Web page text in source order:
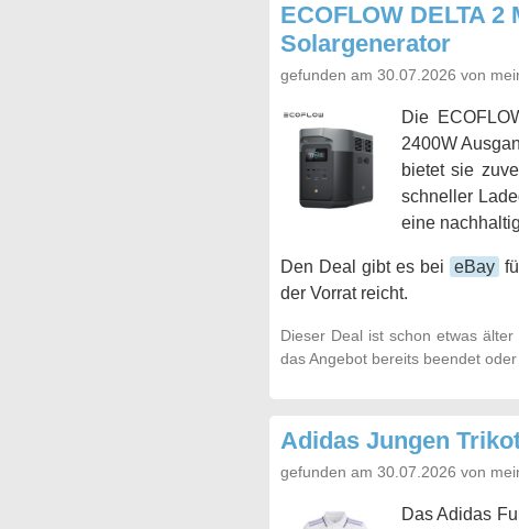
ECOFLOW DELTA
Solargenerator
gefunden am 30.07.2026 von
Die
2400W
bietet sie
schneller
eine
Den Deal gibt es bei eBay
der Vorrat reicht.
Dieser Deal ist schon etwas älter
das Angebot bereits beendet oder
Adidas Jungen
gefunden am 30.07.2026 von
Das Adidas